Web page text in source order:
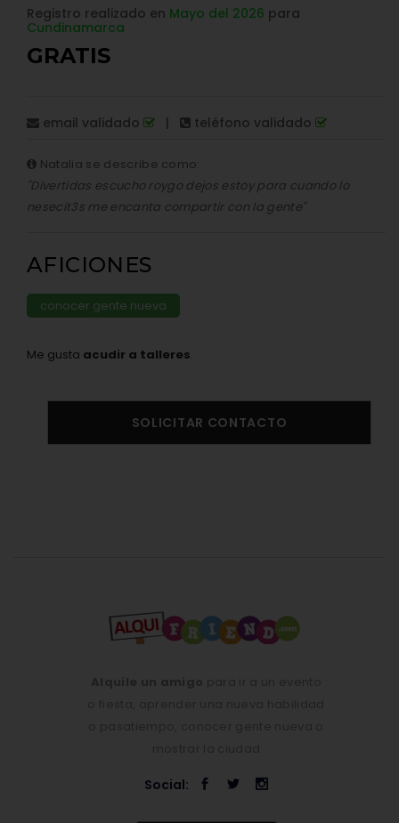
Registro realizado en Mayo del 2026 para
Cundinamarca
GRATIS
email validado | teléfono validado
Natalia se describe como:
"Divertidas escucho roygo dejos estoy para cuando lo
nesecit3s me encanta compartir con la gente"
AFICIONES
conocer gente nueva
Me gusta acudir a talleres.
SOLICITAR CONTACTO
Social: